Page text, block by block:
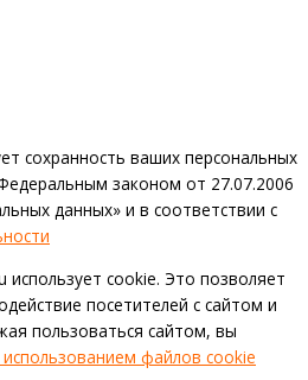
сохранность ваших персональных
законом от 27.07.2006
данных» и в соответствии с
cookie. Это позволяет
посетителей с сайтом и
пользоваться сайтом, вы
файлов cookie